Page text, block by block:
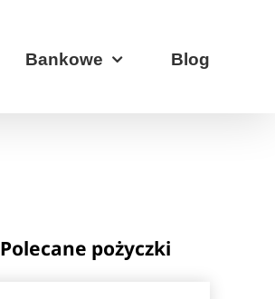
Bankowe Blog
Polecane pożyczki